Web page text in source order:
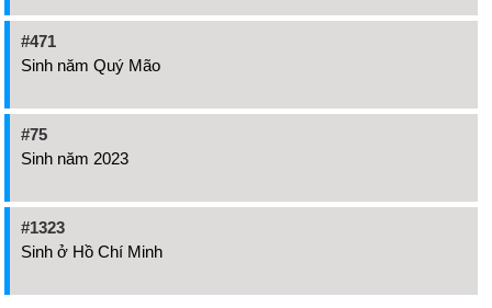
#471
Sinh năm Quý Mão
#75
Sinh năm 2023
#1323
Sinh ở Hồ Chí Minh